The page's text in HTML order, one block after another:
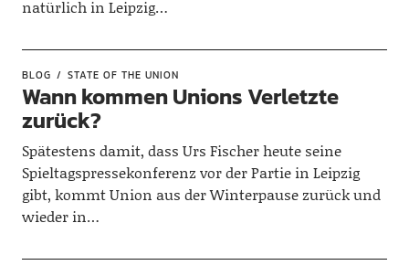
natürlich in Leipzig…
BLOG STATE OF THE UNION
Wann kommen Unions Verletzte
zurück?
Spätestens damit, dass Urs Fischer heute seine
Spieltagspressekonferenz vor der Partie in Leipzig
gibt, kommt Union aus der Winterpause zurück und
wieder in…